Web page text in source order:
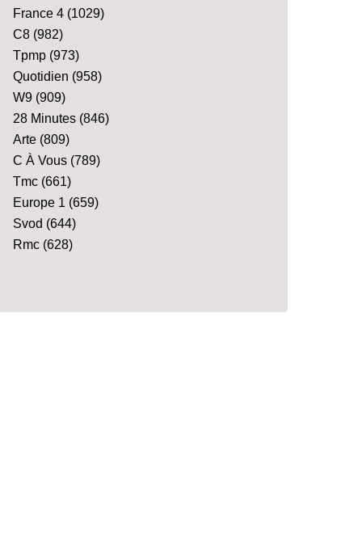
France 4 (1029)
C8 (982)
Tpmp (973)
Quotidien (958)
W9 (909)
28 Minutes (846)
Arte (809)
C À Vous (789)
Tmc (661)
Europe 1 (659)
Svod (644)
Rmc (628)